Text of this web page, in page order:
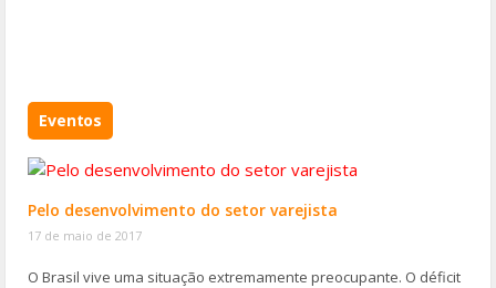
Eventos
Pelo desenvolvimento do setor varejista
17 de maio de 2017
O Brasil vive uma situação extremamente preocupante. O déficit